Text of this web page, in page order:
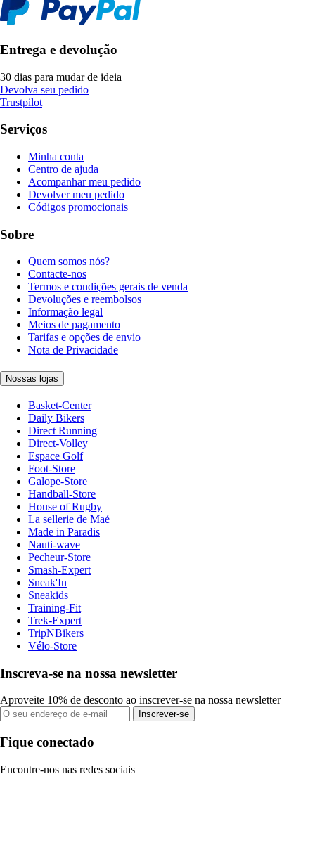
Entrega e devolução
30 dias para mudar de ideia
Devolva seu pedido
Trustpilot
Serviços
Minha conta
Centro de ajuda
Acompanhar meu pedido
Devolver meu pedido
Códigos promocionais
Sobre
Quem somos nós?
Contacte-nos
Termos e condições gerais de venda
Devoluções e reembolsos
Informação legal
Meios de pagamento
Tarifas e opções de envio
Nota de Privacidade
Nossas lojas
Basket-Center
Daily Bikers
Direct Running
Direct-Volley
Espace Golf
Foot-Store
Galope-Store
Handball-Store
House of Rugby
La sellerie de Maé
Made in Paradis
Nauti-wave
Pecheur-Store
Smash-Expert
Sneak'In
Sneakids
Training-Fit
Trek-Expert
TripNBikers
Vélo-Store
Inscreva-se na nossa newsletter
Aproveite 10% de desconto ao inscrever-se na nossa newsletter
Inscrever-se
Fique conectado
Encontre-nos nas redes sociais